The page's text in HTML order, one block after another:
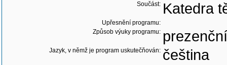
Součást: Katedra
Upřesnění programu:
Způsob výuky programu: prezenční
Jazyk, v němž je program uskutečňován: čeština